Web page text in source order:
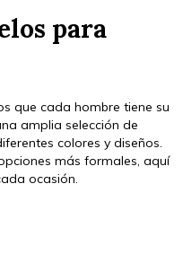
para
que cada hombre tiene su
amplia selección de
colores y diseños.
más formales, aquí
ocasión.